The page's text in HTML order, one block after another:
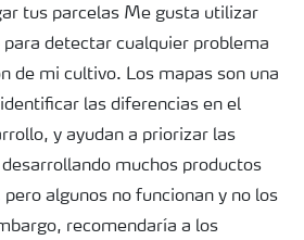
tus parcelas Me gusta utilizar
detectar cualquier problema
de mi cultivo. Los mapas son una
las diferencias en el
y ayudan a priorizar las
muchos productos
algunos no funcionan y no los
recomendaría a los